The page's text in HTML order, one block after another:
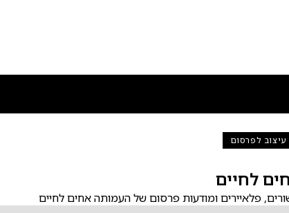
עיצוב לפרסום
לחיים
פלאיירים ומודעות פרסום של העמותה אחים לחיים